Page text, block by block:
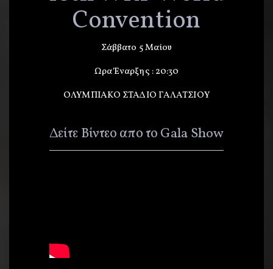
Convention
Σάββατο 5 Μαίου
Ωρα Έναρξης : 20:30
ΟΛΥΜΠΙΑΚΟ ΣΤΑΔΙΟ ΓΑΛΑΤΣΙΟΥ
Δείτε Βίντεο απο το Gala Show